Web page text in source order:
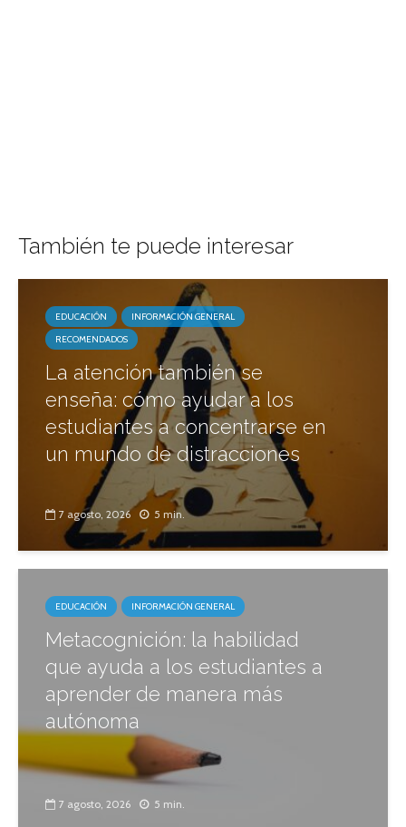
También te puede interesar
EDUCACIÓN
INFORMACIÓN GENERAL
RECOMENDADOS
La atención también se
enseña: cómo ayudar a los
estudiantes a concentrarse en
un mundo de distracciones
7 agosto, 2026 5 min.
EDUCACIÓN INFORMACIÓN GENERAL
Metacognición: la habilidad
que ayuda a los estudiantes a
aprender de manera más
autónoma
7 agosto, 2026 5 min.